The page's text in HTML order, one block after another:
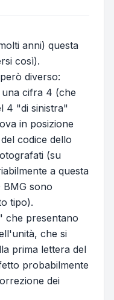
anni) questa
così).
diverso:
cifra 4 (che
4 "di sinistra"
in posizione
codice dello
(su
a questa
sono
tipo).
che presentano
che si
prima lettera del
probabilmente
dei